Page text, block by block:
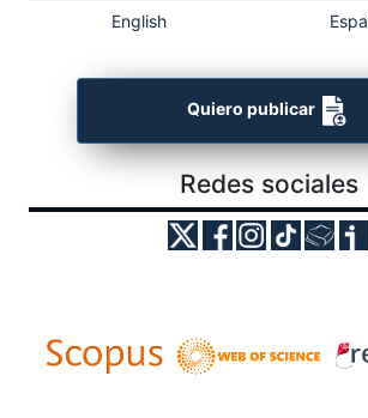
English
Quiero publicar
Redes sociales